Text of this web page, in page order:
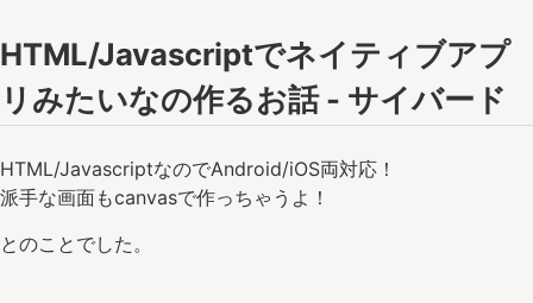
HTML/Javascriptでネイティブアプ
リみたいなの作るお話 - サイバード
HTML/JavascriptなのでAndroid/iOS両対応！
派手な画面もcanvasで作っちゃうよ！
とのことでした。